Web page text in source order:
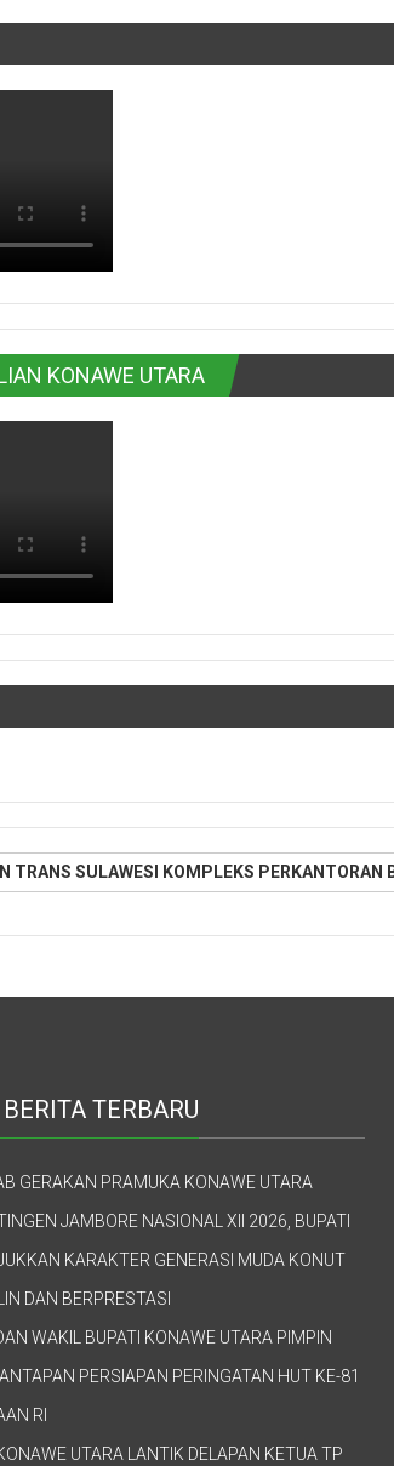
KONAWE UTARA
TRANS SULAWESI KOMPLEKS PERKANTORAN
TERBARU
GERAKAN PRAMUKA KONAWE UTARA
JAMBORE NASIONAL XII 2026, BUPATI
KARAKTER GENERASI MUDA KONUT
DAN BERPRESTASI
WAKIL BUPATI KONAWE UTARA PIMPIN
PERSIAPAN PERINGATAN HUT KE-81
RI
UTARA LANTIK DELAPAN KETUA TP